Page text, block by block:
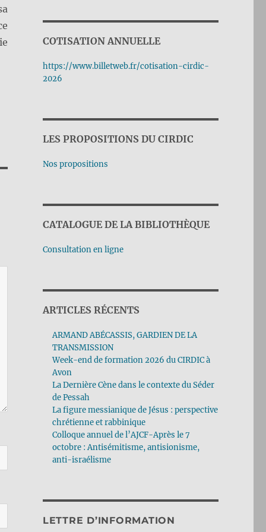
COTISATION ANNUELLE
https://www.billetweb.fr/cotisation-cirdic-
2026
LES PROPOSITIONS DU CIRDIC
Nos propositions
CATALOGUE DE LA BIBLIOTHÈQUE
Consultation en ligne
ARTICLES RÉCENTS
ARMAND ABÉCASSIS, GARDIEN DE LA
TRANSMISSION
Week-end de formation 2026 du CIRDIC à
Avon
La Dernière Cène dans le contexte du Séder
de Pessah
La figure messianique de Jésus : perspective
chrétienne et rabbinique
Colloque annuel de l’AJCF-Après le 7
octobre : Antisémitisme, antisionisme,
anti-israélisme
LETTRE D’INFORMATION